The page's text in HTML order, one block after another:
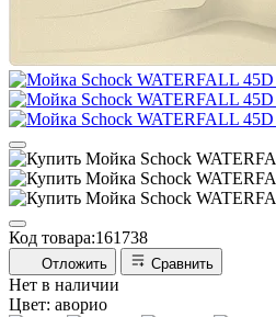
Код товара:161738
Отложить Сравнить
Нет в наличии
Цвет: аворио